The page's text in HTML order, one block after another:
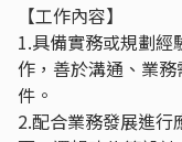
【工作內容】
1.具備實務或規劃
作，善於溝通、業
件。
2.配合業務發展進